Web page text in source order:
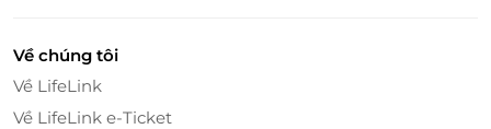
Về chúng tôi
Về LifeLink
Về LifeLink e-Ticket